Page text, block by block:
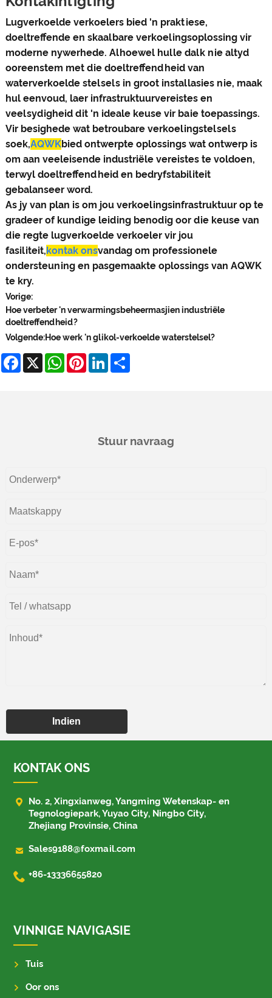
Lugverkoelde verkoelers bied 'n praktiese,
doeltreffende en skaalbare verkoelingsoplossing vir
moderne nywerhede. Alhoewel hulle dalk nie altyd
ooreenstem met die doeltreffendheid van
waterverkoelde stelsels in groot installasies nie, maak
hul eenvoud, laer infrastruktuurvereistes en
veelsydigheid dit 'n ideale keuse vir baie toepassings.
Vir besighede wat betroubare verkoelingstelsels
soek,AQWKbied ontwerpte oplossings wat ontwerp is
om aan veeleisende industriële vereistes te voldoen,
terwyl doeltreffendheid en bedryfstabiliteit
gebalanseer word.
As jy van plan is om jou verkoelingsinfrastruktuur op te
gradeer of kundige leiding benodig oor die keuse van
die regte lugverkoelde verkoeler vir jou
fasiliteit,kontak onsvandag om professionele
ondersteuning en pasgemaakte oplossings van AQWK
te kry.
Vorige:
Hoe verbeter 'n verwarmingsbeheermasjien industriële
doeltreffendheid?
Volgende:Hoe werk 'n glikol-verkoelde waterstelsel?
Facebook
X WhatsApp
Pinterest
LinkedIn
Stuur navraag
Indien
KONTAK ONS

No. 2, Xingxianweg, Yangming Wetenskap- en
Tegnologiepark, Yuyao City, Ningbo City,
Zhejiang Provinsie, China
 Sales9188@foxmail.com
 +86-13336655820
VINNIGE NAVIGASIE
Tuis
Oor ons